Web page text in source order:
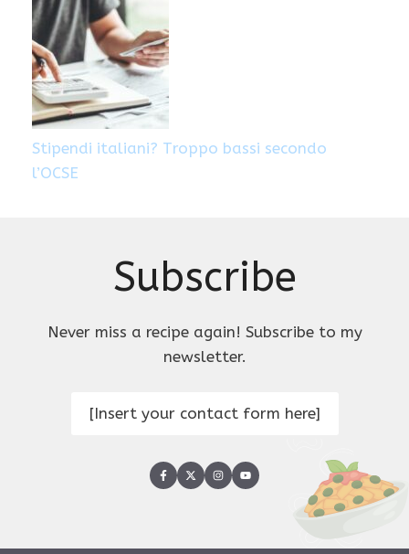
Stipendi italiani? Troppo bassi secondo
l’OCSE
Subscribe
Never miss a recipe again! Subscribe to my
newsletter.
[Insert your contact form here]